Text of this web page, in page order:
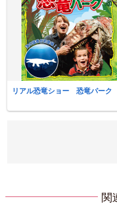
リアル恐竜ショー 恐竜パーク
関